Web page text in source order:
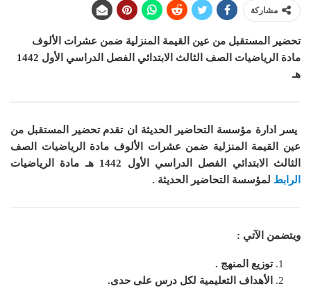
مشاركة
تحضير المستقبل من عين القيمة المنزلية ضمن عشرات الألوف
مادة الرياضيات الصف الثالث الابتدائي الفصل الدراسي الأول 1442
هـ
يسر ادارة مؤسسة التحاضير الحديثة ان تقدم تحضير المستقبل من
عين القيمة المنزلية ضمن عشرات الألوف مادة الرياضيات الصف
الثالث الابتدائي الفصل الدراسي الأول 1442 هـ
مادة الرياضيات
الرابط لمؤسسة التحاضير الحديثة .
ويتضمن الآتي :
توزيع المنهج .
الأهداف التعليمية لكل درس على حدى.